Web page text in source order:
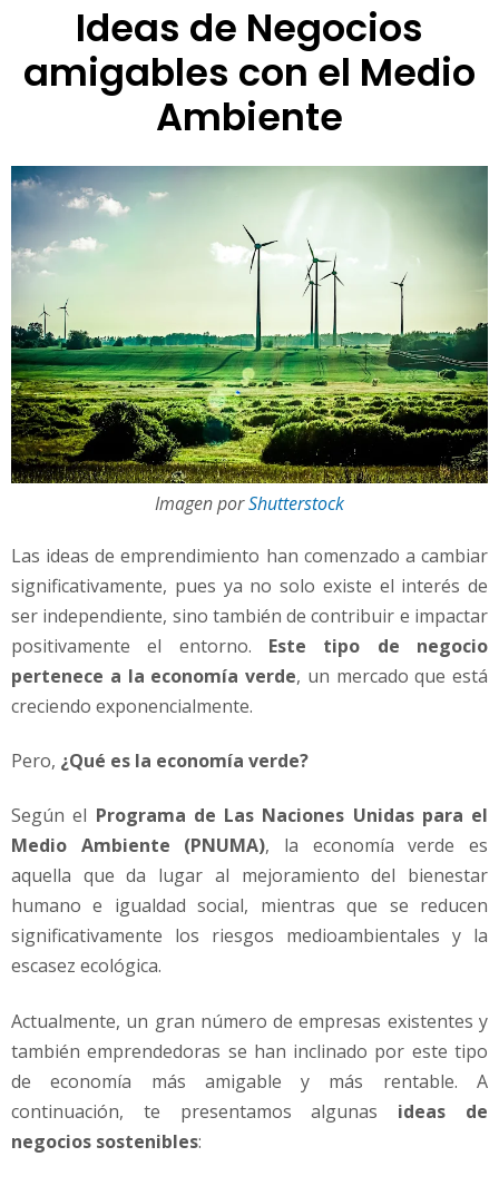
Ideas de Negocios
amigables con el Medio
Ambiente
Imagen porShutterstock
Las ideas de emprendimiento han comenzado a cambiar
significativamente, pues ya no solo existe el interés de
ser independiente, sino también de contribuir e impactar
positivamente el entorno. Este tipo de negocio
pertenece a la economía verde, un mercado que está
creciendo exponencialmente.
Pero, ¿Qué es la economía verde?
Según el Programa de Las Naciones Unidas para el
Medio Ambiente (PNUMA), la economía verde es
aquella que da lugar al mejoramiento del bienestar
humano e igualdad social, mientras que se reducen
significativamente los riesgos medioambientales y la
escasez ecológica.
Actualmente, un gran número de empresas existentes y
también emprendedoras se han inclinado por este tipo
de economía más amigable y más rentable. A
continuación, te presentamos algunas ideas de
negocios sostenibles: